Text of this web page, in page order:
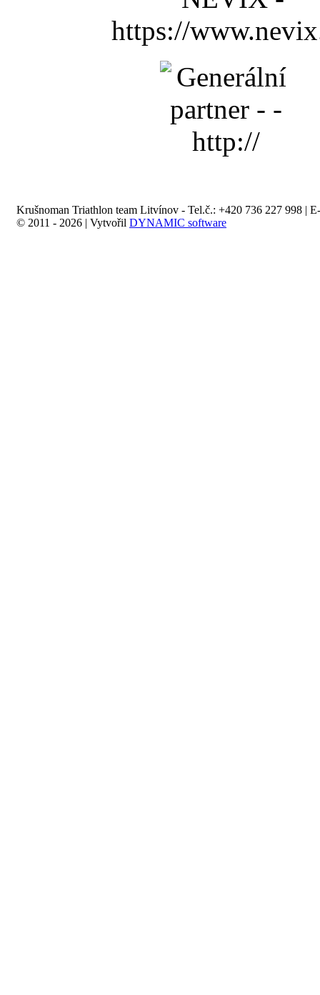
Krušnoman Triathlon team Litvínov - Tel.č.: +420 736 227 998 |
© 2011 - 2026 | Vytvořil DYNAMIC software